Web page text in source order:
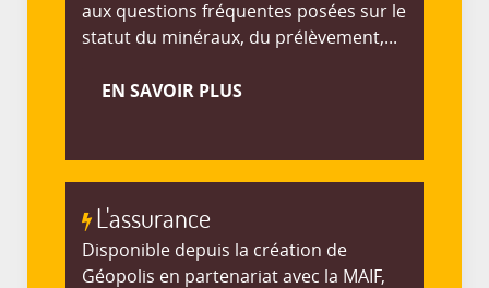
aux questions fréquentes posées sur le
statut du minéraux, du prélèvement,...
EN SAVOIR PLUS
L'assurance
Disponible depuis la création de
Géopolis en partenariat avec la MAIF,